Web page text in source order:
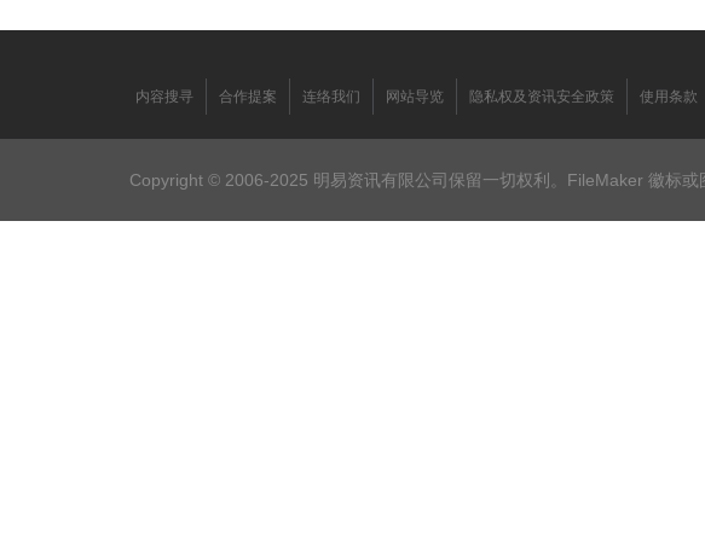
内容搜寻 合作提案 连络我们 网站导览 隐私权及资讯安全政策 使用条款
Copyright © 2006-2025 明易资讯有限公司保留一切权利。FileMaker 徽标或